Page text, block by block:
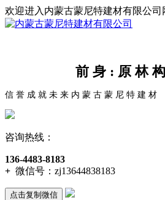
欢迎进入内蒙古蒙尼特建材有限公司
前 身 : 原 林
信 誉 成 就 未 来 内 蒙 古 蒙 尼 特 建 材
咨询热线：
136-4483-8183
+ 微信号： zj13644838183
点击复制微信